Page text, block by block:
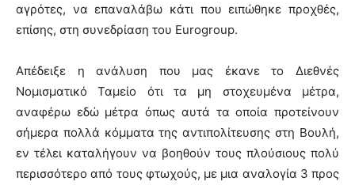
αγρότες, να επαναλάβω κάτι που ειπώθηκε προχθές,
επίσης, στη συνεδρίαση του Eurogroup.
Απέδειξε η ανάλυση που μας έκανε το Διεθνές
Νομισματικό Ταμείο ότι τα μη στοχευμένα μέτρα,
αναφέρω εδώ μέτρα όπως αυτά τα οποία προτείνουν
σήμερα πολλά κόμματα της αντιπολίτευσης στη Βουλή,
εν τέλει καταλήγουν να βοηθούν τους πλούσιους πολύ
περισσότερο από τους φτωχούς, με μια αναλογία 3 προς